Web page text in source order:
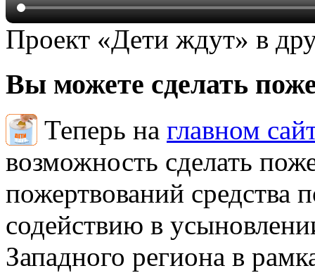
Проект «Дети ждут» в
Вы можете сделать
Теперь на главном
возможность сделать
пожертвований
содействию в
Западного региона в